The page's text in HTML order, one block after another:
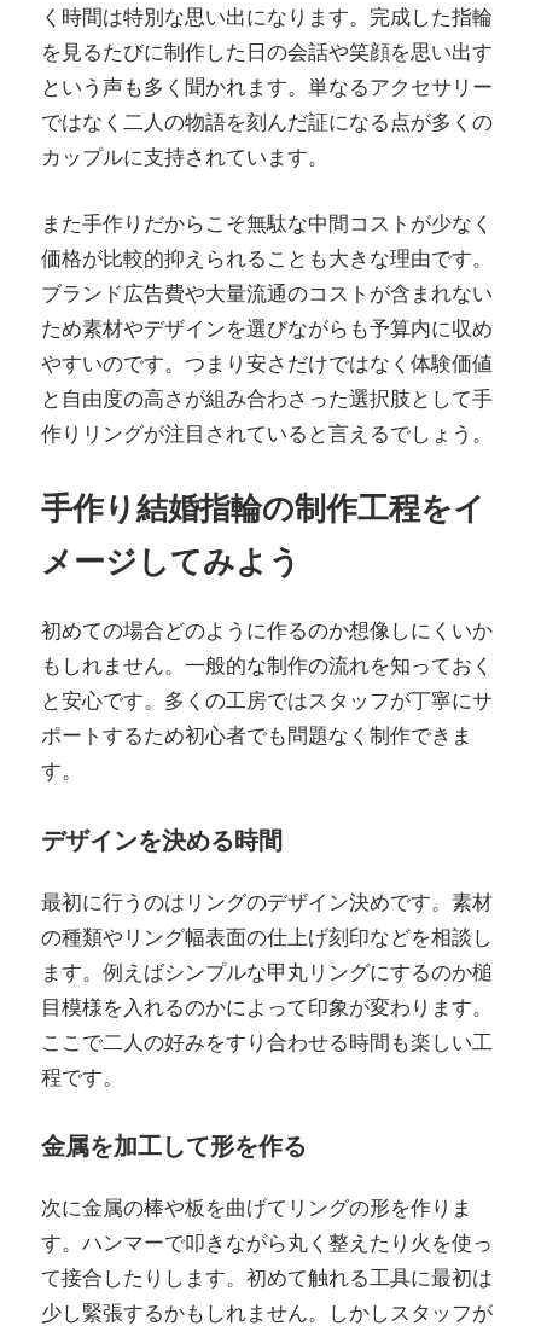
く時間は特別な思い出になります。完成した指輪
を見るたびに制作した日の会話や笑顔を思い出す
という声も多く聞かれます。単なるアクセサリー
ではなく二人の物語を刻んだ証になる点が多くの
カップルに支持されています。
また手作りだからこそ無駄な中間コストが少なく
価格が比較的抑えられることも大きな理由です。
ブランド広告費や大量流通のコストが含まれない
ため素材やデザインを選びながらも予算内に収め
やすいのです。つまり安さだけではなく体験価値
と自由度の高さが組み合わさった選択肢として手
作りリングが注目されていると言えるでしょう。
手作り結婚指輪の制作工程をイ
メージしてみよう
初めての場合どのように作るのか想像しにくいか
もしれません。一般的な制作の流れを知っておく
と安心です。多くの工房ではスタッフが丁寧にサ
ポートするため初心者でも問題なく制作できま
す。
デザインを決める時間
最初に行うのはリングのデザイン決めです。素材
の種類やリング幅表面の仕上げ刻印などを相談し
ます。例えばシンプルな甲丸リングにするのか槌
目模様を入れるのかによって印象が変わります。
ここで二人の好みをすり合わせる時間も楽しい工
程です。
金属を加工して形を作る
次に金属の棒や板を曲げてリングの形を作りま
す。ハンマーで叩きながら丸く整えたり火を使っ
て接合したりします。初めて触れる工具に最初は
少し緊張するかもしれません。しかしスタッフが